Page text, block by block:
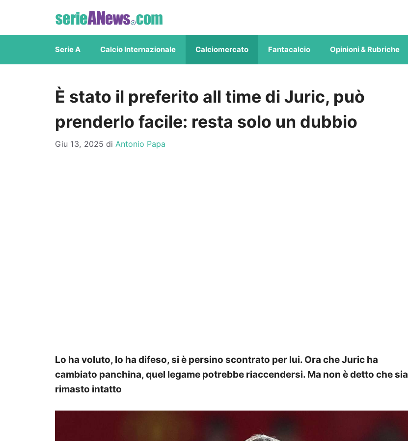
contenuto
Serie A Calcio Internazionale Calciomercato Fantacalcio Opinioni & Rubriche
È stato il preferito all time di Juric, può
prenderlo facile: resta solo un dubbio
Giu 13, 2025 di Antonio Papa
Lo ha voluto, lo ha difeso, si è persino scontrato per lui. Ora che Juric ha
cambiato panchina, quel legame potrebbe riaccendersi. Ma non è detto che sia
rimasto intatto